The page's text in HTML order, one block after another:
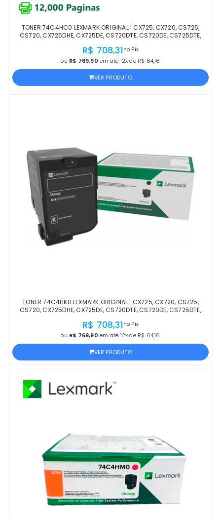
TONER 74C4HC0 LEXMARK ORIGINAL | CX725, CX720, CS725,
CS720, CX725DHE, CX725DE, CS720DTE, CS720DE, CS725DTE,
R$ 708,31no Pix
ou R$ 769,90 em até 12x de R$ 64,16
VER PRODUTO
TONER 74C4HK0 LEXMARK ORIGINAL | CX725, CX720, CS725,
CS720, CX725DHE, CX725DE, CS720DTE, CS720DE, CS725DTE,
R$ 708,31no Pix
ou R$ 769,90 em até 12x de R$ 64,16
VER PRODUTO